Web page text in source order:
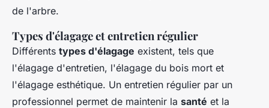
de l'arbre.
Types d'élagage et entretien régulier
Différents types d'élagage existent, tels que
l'élagage d'entretien, l'élagage du bois mort et
l'élagage esthétique. Un entretien régulier par un
professionnel permet de maintenir la santé et la